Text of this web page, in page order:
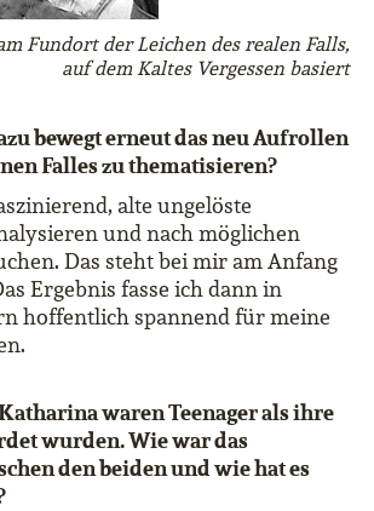
Fundort der Leichen des realen Falls,
auf dem Kaltes Vergessen basiert
bewegt erneut das neu Aufrollen
Falles zu thematisieren?
alte ungelöste
und nach möglichen
Das steht bei mir am Anfang
Ergebnis fasse ich dann in
hoffentlich spannend für meine
waren Teenager als ihre
wurden. Wie war das
den beiden und wie hat es